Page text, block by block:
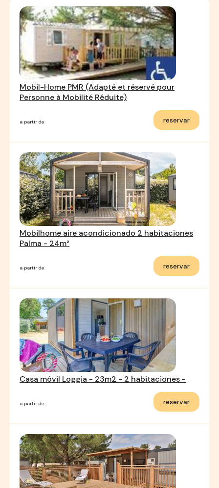
Mobil-Home PMR (Adapté et réservé pour
Personne à Mobilité Réduite)
a partir de reservar
Mobilhome aire acondicionado 2 habitaciones
Palma - 24m²
a partir de reservar
Casa móvil Loggia - 23m2 - 2 habitaciones -
a partir de reservar